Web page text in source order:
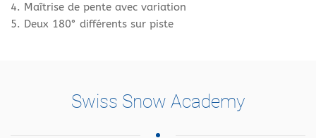
4. Maîtrise de pente avec variation
5. Deux 180° différents sur piste
Swiss Snow Academy